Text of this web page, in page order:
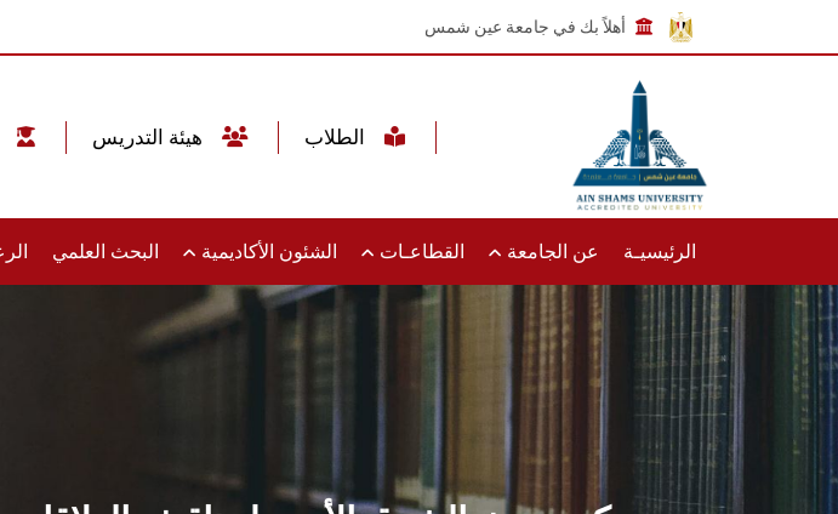
أهلاً بك في جامعة عين شمس
الرئيسيـة عن الجامعة القطاعـات الشئون الأكاديمية البحث العلمي